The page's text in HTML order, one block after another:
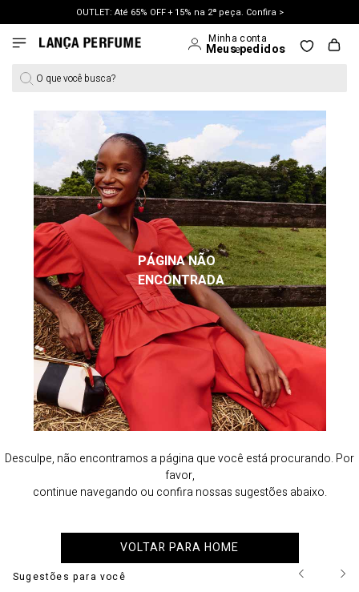
OUTLET: Até 65% OFF + 15% na 2ª peça. Confira >
LANÇAMENTO PRIMAVERA 27. Clique e aproveite.
O que você busca?
PÁGINA NÃO
ENCONTRADA
Desculpe, não encontramos a página que você está procurando. Por
favor,
continue navegando ou confira nossas sugestões abaixo.
VOLTAR PARA HOME
Sugestões para você